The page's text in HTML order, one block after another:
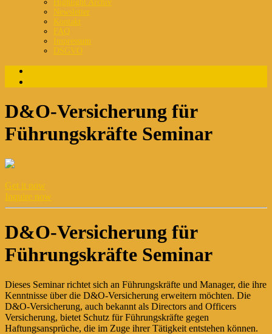
Highlight Archiv
Newsletter
Kontakt
FAQ
Impressum
DSGVO
D&O-Versicherung für
Führungskräfte Seminar
Get it now
Inquire now
D&O-Versicherung für
Führungskräfte Seminar
Dieses Seminar richtet sich an Führungskräfte und Manager, die ihre
Kenntnisse über die D&O-Versicherung erweitern möchten. Die
D&O-Versicherung, auch bekannt als Directors and Officers
Versicherung, bietet Schutz für Führungskräfte gegen
Haftungsansprüche, die im Zuge ihrer Tätigkeit entstehen können.